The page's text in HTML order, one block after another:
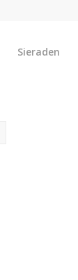
Sieraden